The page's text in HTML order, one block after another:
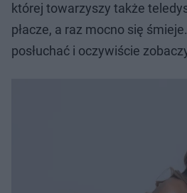
której towarzyszy także
płacze, a raz mocno się
posłuchać i oczywiście